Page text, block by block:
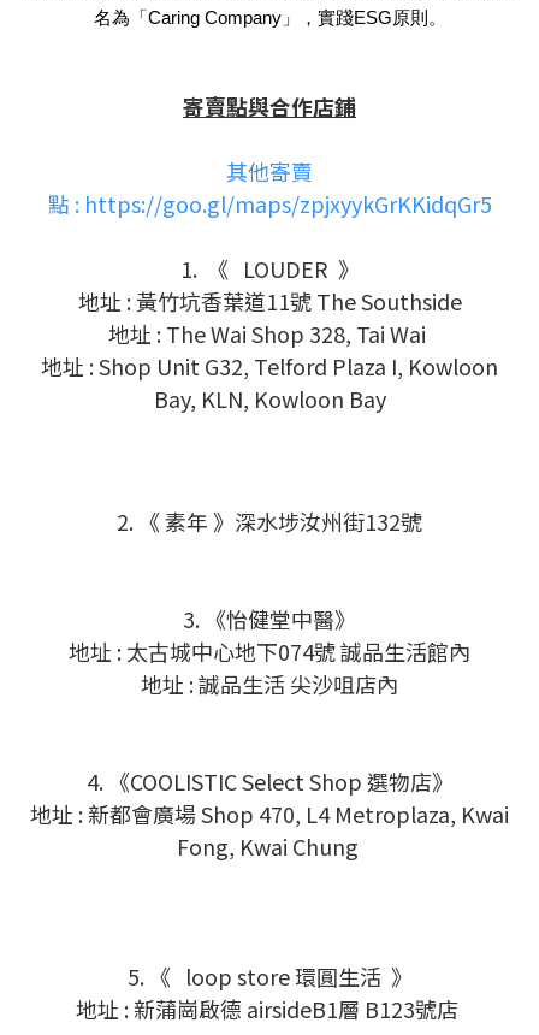
名為「Caring Company」，實踐ESG原則。
寄賣點與合作店鋪
其他寄賣
點 : https://goo.gl/maps/zpjxyykGrKKidqGr5
1. 《 LOUDER 》
地址 : 黃竹坑香葉道11號 The Southside
地址 : The Wai Shop 328, Tai Wai
地址 :Shop Unit G32, Telford Plaza I, Kowloon
Bay, KLN, Kowloon Bay
2. 《素年》深水埗汝州街132號
3. 《怡健堂中醫》
地址 : 太古城中心地下074號 誠品生活館內
地址 :誠品生活 尖沙咀店內
4. 《COOLISTIC Select Shop 選物店》
地址 : 新都會廣場 Shop 470, L4 Metroplaza, Kwai
Fong, Kwai Chung
5. 《 loop store 環圓生活 》
地址 : 新蒲崗啟德 airsideB1層 B123號店